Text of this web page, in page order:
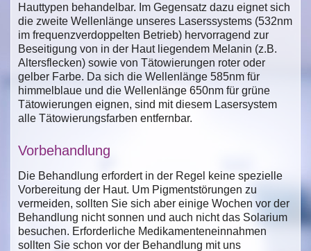
Hauttypen behandelbar. Im Gegensatz dazu eignet sich
die zweite Wellenlänge unseres Laserssystems (532nm
im frequenzverdoppelten Betrieb) hervorragend zur
Beseitigung von in der Haut liegendem Melanin (z.B.
Altersflecken) sowie von Tätowierungen roter oder
gelber Farbe. Da sich die Wellenlänge 585nm für
himmelblaue und die Wellenlänge 650nm für grüne
Tätowierungen eignen, sind mit diesem Lasersystem
alle Tätowierungsfarben entfernbar.
Vorbehandlung
Die Behandlung erfordert in der Regel keine spezielle
Vorbereitung der Haut. Um Pigmentstörungen zu
vermeiden, sollten Sie sich aber einige Wochen vor der
Behandlung nicht sonnen und auch nicht das Solarium
besuchen. Erforderliche Medikamenteneinnahmen
sollten Sie schon vor der Behandlung mit uns